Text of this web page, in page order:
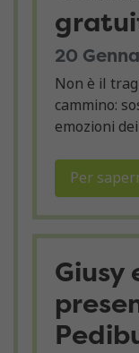
20
Non è il
cammino:
emozioni
Per
Giusy